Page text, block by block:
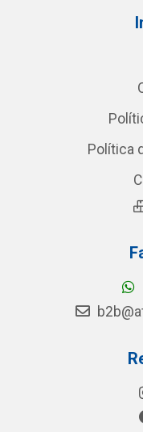
Política